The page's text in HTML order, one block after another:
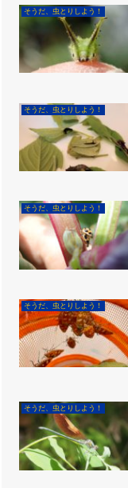
そうだ、虫とりしよう！
そうだ、虫とりしよう！
そうだ、虫とりしよう！
そうだ、虫とりしよう！
そうだ、虫とりしよう！